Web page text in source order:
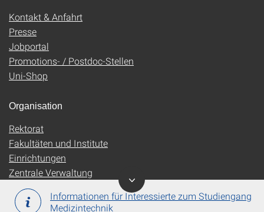
Informationen für Interessierte zum Studiengang
Medizintechnik
Kontakt & Anfahrt
Presse
Jobportal
Promotions- / Postdoc-Stellen
Uni-Shop
Organisation
Rektorat
Fakultäten und Institute
Einrichtungen
Zentrale Verwaltung